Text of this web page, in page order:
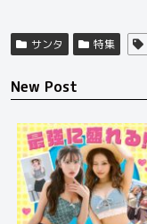
サンタ 特集
New Post